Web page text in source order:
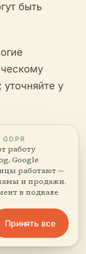
быть
у
время
людей.
работу
Google
работают —
и продажи.
в подвале
Принять все